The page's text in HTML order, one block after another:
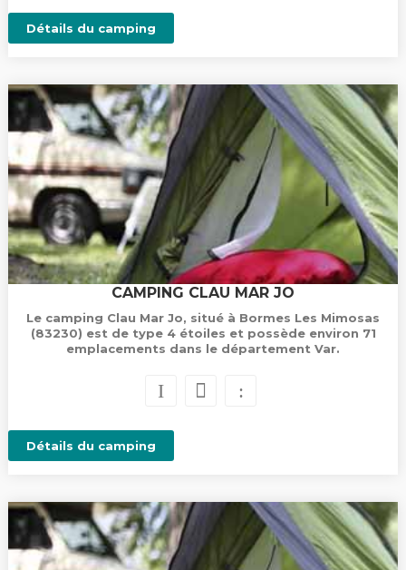
Détails du camping
CAMPING CLAU MAR JO
Le camping Clau Mar Jo, situé à Bormes Les Mimosas
(83230) est de type 4 étoiles et possède environ 71
emplacements dans le département Var.
Détails du camping